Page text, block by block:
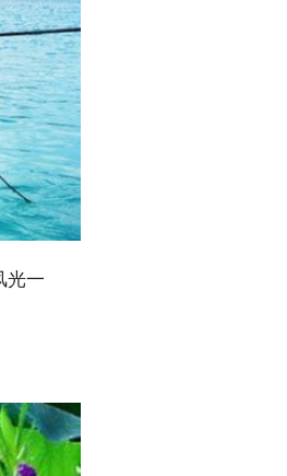
光一